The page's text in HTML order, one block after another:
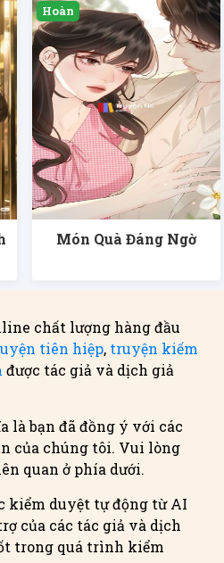
Món Quà Đáng Ngờ
chất lượng hàng đầu
tiên hiệp, truyện kiếm
được tác giả và dịch giả
là bạn đã đồng ý với các
của chúng tôi. Vui lòng
quan ở phía dưới.
kiểm duyệt tự động từ AI
của các tác giả và dịch
trong quá trình kiểm